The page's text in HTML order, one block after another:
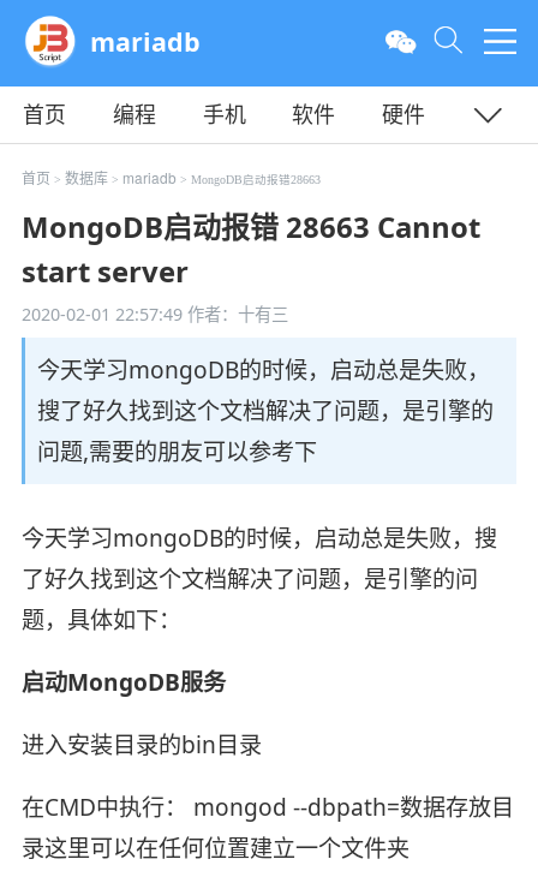
mariadb
首页 编程 手机 软件
硬件
教程
平面 服务器
首页 > 数据库> mariadb > MongoDB启动报错28663
MongoDB启动报错 28663 Cannot
start server
2020-02-01 22:57:49作者：十有三
今天学习mongoDB的时候，启动总是失败，
搜了好久找到这个文档解决了问题，是引擎的
问题,需要的朋友可以参考下
今天学习mongoDB的时候，启动总是失败，搜
了好久找到这个文档解决了问题，是引擎的问
题，具体如下：
启动MongoDB服务
进入安装目录的bin目录
在CMD中执行： mongod --dbpath=数据存放目
录这里可以在任何位置建立一个文件夹